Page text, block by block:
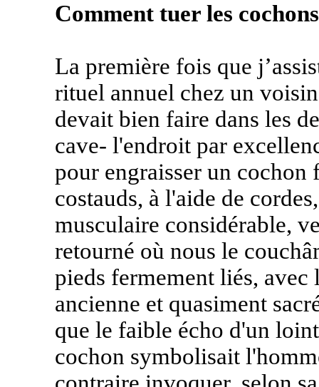
Comment tuer les
La première fois que
rituel annuel chez un
devait bien faire dans les
cave- l'endroit par
pour engraisser un cochon
costauds, à l'aide de
musculaire considérable,
retourné où nous le
pieds fermement liés,
ancienne et quasiment
que le faible écho d'un
cochon symbolisait